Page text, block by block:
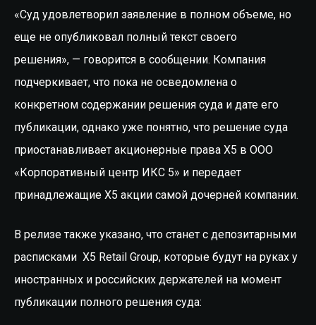
«Суд удовлетворил заявление в полном объеме, но
еще не опубликовал полный текст своего
решения», — говорится в сообщении. Компания
подчеркивает, что пока не осведомлена о
конкретном содержании решения суда и дате его
публикации, однако уже понятно, что решение суда
приостанавливает акционерные права X5 в ООО
«Корпоративный центр ИКС 5» и передает
принадлежащие X5 акции самой дочерней компании.
В релизе также указано, что станет с депозитарными
расписками X5 Retail Group, которые будут на руках у
иностранных и российских держателей на момент
публикации полного решения суда: